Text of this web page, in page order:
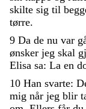
skilte sig til
tørre.
9 Da de nu var
ønsker jeg skal
Elisa sa: La en
10 Han svarte:
mig når jeg blir